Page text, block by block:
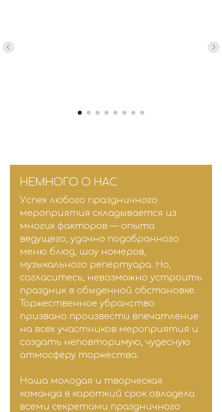
НЕМНОГО О НАС
Успех любого праздничного
мероприятия складывается из
многих факторов — опыта
ведущего, удачно подобранного
меню блюд, шоу номеров,
музыкального репертуара. Но,
согласитесь, невозможно устроить
праздник в обыденной обстановке.
Торжественное убранство
призвано произвести впечатление
на всех участников мероприятия и
создать неповторимую, чудесную
атмосферу торжества.
Наша молодая и творческая
команда в короткий срок овладела
всеми секретами праздничного